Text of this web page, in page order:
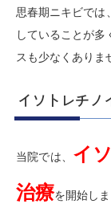
思春期ニキビでは
していることが
スも少なくありま
イソトレチノ
当院では、 イ
治療を開始しま